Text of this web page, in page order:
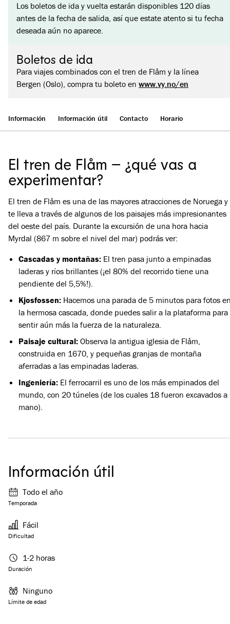
Los boletos de ida y vuelta estarán disponibles 120 días
antes de la fecha de salida, así que estate atento si tu fecha
deseada aún no aparece.
Boletos de ida
Para viajes combinados con el tren de Flåm y la línea
Bergen (Oslo), compra tu boleto en www.vy.no/en
Información Información útil Contacto Horario
El tren de Flåm – ¿qué vas a
experimentar?
El tren de Flåm es una de las mayores atracciones de Noruega y
te lleva a través de algunos de los paisajes más impresionantes
del oeste del país. Durante la excursión de una hora hacia
Myrdal (867 m sobre el nivel del mar) podrás ver:
Cascadas y montañas: El tren pasa junto a empinadas
laderas y ríos brillantes (¡el 80% del recorrido tiene una
pendiente del 5,5%!).
Kjosfossen: Hacemos una parada de 5 minutos para fotos
la hermosa cascada, donde puedes salir a la plataforma para
sentir aún más la fuerza de la naturaleza.
Paisaje cultural: Observa la antigua iglesia de Flåm,
construida en 1670, y pequeñas granjas de montaña
aferradas a las empinadas laderas.
Ingeniería: El ferrocarril es uno de los más empinados del
mundo, con 20 túneles (de los cuales 18 fueron excavados a
mano).
Información útil
Temporada
Todo el año
Dificultad
Fácil
Duración
1-2 horas
Límite de edad
Ninguno